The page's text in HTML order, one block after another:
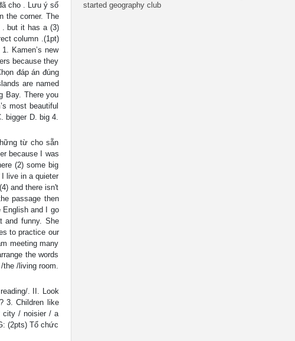
cho . Lưu ý số
the corner. The
. but it has a (3)
column .(1pt)
Kamen’s new
because they
đáp án đúng
are named
Bay. There you
most beautiful
bigger D. big 4.
từ cho sẵn
because I was
(2) some big
live in a quieter
and there isn't
passage then
and I go
and funny. She
to practice our
meeting many
the words
the /living room.
. II. Look
3. Children like
city / noisier / a
(2pts) Tổ chức
started geography club